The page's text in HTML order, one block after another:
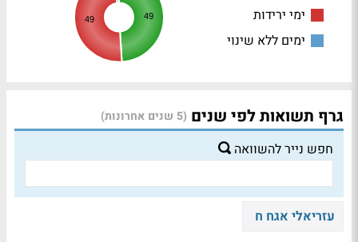
ימי ירידות
ימים ללא שינוי
49
49
גרף תשואות לפי שנים (5 שנים אחרונות)
חפש נייר להשוואה
עזריאלי אגח ח